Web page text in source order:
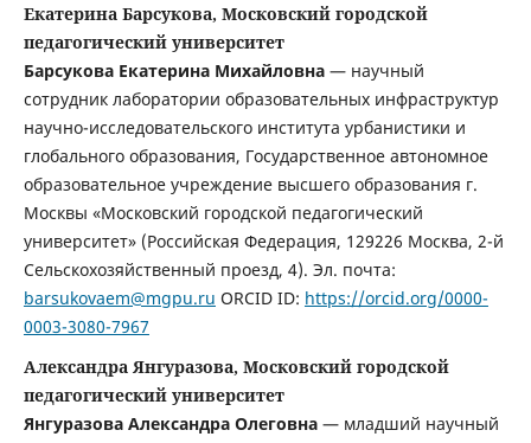
Екатерина Барсукова, Московский городской
педагогический университет
Барсукова Екатерина Михайловна— научный
сотрудник лаборатории образовательных инфраструктур
научно-исследовательского института урбанистики и
глобального образования, Государственное автономное
образовательное учреждение высшего образования г.
Москвы «Московский городской педагогический
университет» (Российская Федерация, 129226 Москва, 2-й
Сельскохозяйственный проезд, 4). Эл. почта:
barsukovaem@mgpu.ru ORCID ID: https://orcid.org/0000-
0003-3080-7967
Александра Янгуразова, Московский городской
педагогический университет
Янгуразова Александра Олеговна— младший научный